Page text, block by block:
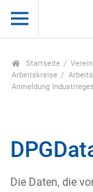
Startseite
Arbeitskreise
Anmeldung
Die Daten, die